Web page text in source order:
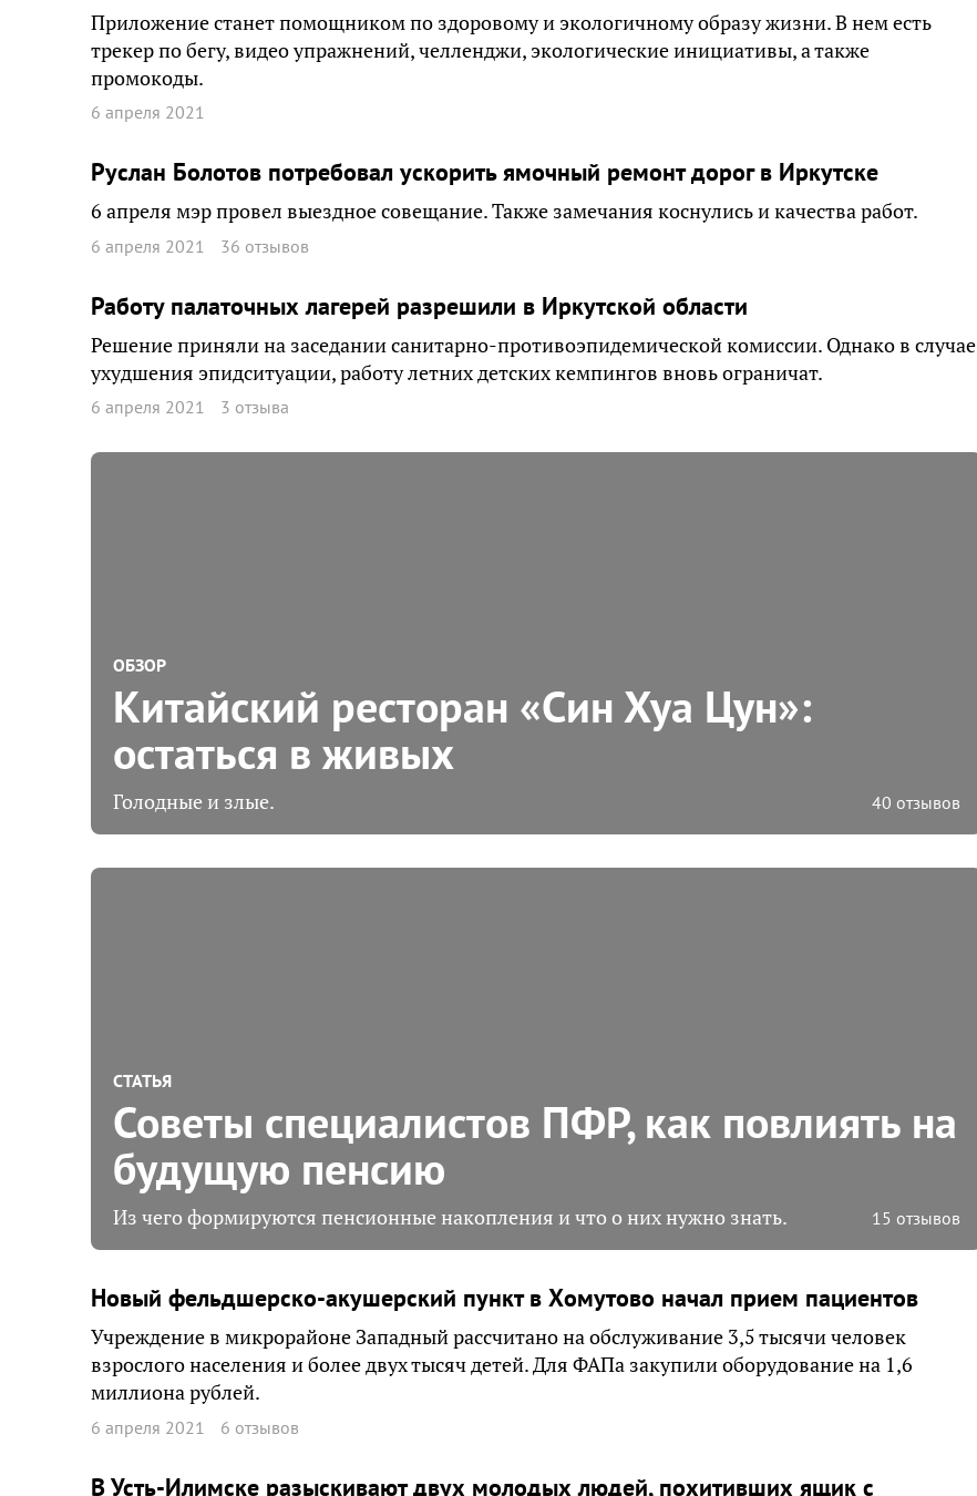
Приложение станет помощником по здоровому и экологичному образу жизни. В нем есть
трекер по бегу, видео упражнений, челленджи, экологические инициативы, а также
промокоды.
6 апреля 2021
Руслан Болотов потребовал ускорить ямочный ремонт дорог в Иркутске
6 апреля мэр провел выездное совещание. Также замечания коснулись и качества работ.
6 апреля 2021 36 отзывов
Работу палаточных лагерей разрешили в Иркутской области
Решение приняли на заседании санитарно-противоэпидемической комиссии. Однако в случае
ухудшения эпидситуации, работу летних детских кемпингов вновь ограничат.
6 апреля 2021 3 отзыва
ОБЗОР
Китайский ресторан «Син Хуа Цун»:
остаться в живых
Голодные и злые. 40 отзывов
СТАТЬЯ
Советы специалистов ПФР, как повлиять на
будущую пенсию
Из чего формируются пенсионные накопления и что о них нужно знать. 15 отзывов
Новый фельдшерско-акушерский пункт в Хомутово начал прием пациентов
Учреждение в микрорайоне Западный рассчитано на обслуживание 3,5 тысячи человек
взрослого населения и более двух тысяч детей. Для ФАПа закупили оборудование на 1,6
миллиона рублей.
6 апреля 2021 6 отзывов
В Усть-Илимске разыскивают двух молодых людей, похитивших ящик с